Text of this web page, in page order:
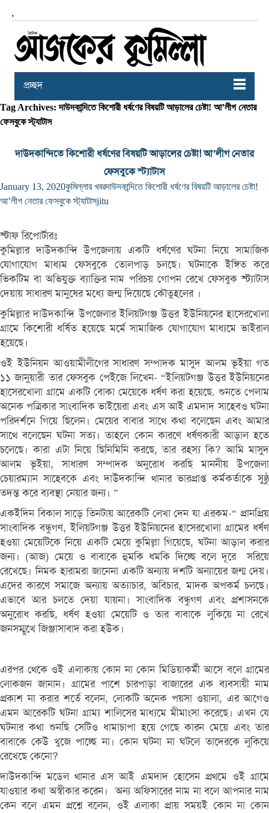
,
প্রচ্ছদ
Tag Archives: দাউদকান্দিতে কিশোরী ধর্ষণের বিষয়টি আড়ালের চেষ্টা! আ’লীগ নেতার
ফেসবুকে স্ট্যাটাস
দাউদকান্দিতে কিশোরী ধর্ষণের বিষয়টি আড়ালের চেষ্টা! আ’লীগ নেতার
ফেসবুকে স্ট্যাটাস
January 13, 2020কুমিল্লার খবরদাউদকান্দিতে কিশোরী ধর্ষণের বিষয়টি আড়ালের চেষ্টা!
আ’লীগ নেতার ফেসবুকে স্ট্যাটাসjitu
স্টাফ রিপোর্টারঃ
কুমিল্লার দাউদকান্দি উপজেলায় একটি ধর্ষণের ঘটনা নিয়ে সামাজিক
যোগাযোগ মাধ্যম ফেসবুকে তোলপাড় চলছে। ঘটনাকে ইঙ্গিত করে
ভিকটিম বা অভিযুক্ত ব্যাক্তির নাম পরিচয় গোপন রেখে ফেসবুক স্ট্যাটাস
দেয়ায় সাধারণ মানুষের মধ্যে জন্ম দিয়েছে কৌতুহলের ।
কুমিল্লার দাউদকান্দি উপজেলার ইলিয়টগঞ্জ উত্তর ইউনিয়নের হাসেরখোলা
গ্রামে কিশোরী ধর্ষিত হয়েছে মর্মে সামাজিক যোগাযোগ মাধ্যমে ভাইরাল
হয়েছে।
ওই ইউনিয়ন আওয়ামীলীগের সাধারণ সম্পাদক মাসুদ আলম ভূইয়া গত
১১ জানুয়ারী তার ফেসবুক পেইজে লিখেন- “ইলিয়টগঞ্জ উত্তর ইউনিয়নের
হাসেরখোলা গ্রামে একটি বোকা মেয়েকে ধর্ষণ করা হয়েছে. শুনতে পেলাম
অনেক পত্রিকার সাংবাদিক ভাইয়েরা এবং এস আই এমদাদ সাহেবও ঘটনা
পরিদর্শনে গিয়ে ছিলেন। মেয়ের বাবার সাথে কথা বলেছেন এবং আমার
সাথে বলেছেন ঘটনা সত্য। তাহলে কোন কারণে ধর্ষণকারী আড়াল হতে
চলেছে। কারা এটা নিয়ে ছিনিমিনি করছে, তার রহস্য কি? আমি মাসুদ
আলম ভূইয়া, সাধারণ সম্পাদক অনুরোধ করছি মাননীয় উপজেলা
চেয়ারম্যান সাহেবকে এবং দাউদকান্দি থানার ভারপ্রাপ্ত কর্মকর্তাকে সুষ্ঠু
তদন্ত করে ব্যবস্থা নেয়ার জন্য। ”
একইদিন বিকাল সাড়ে তিনটায় আরেকটি লেখা দেন যা এরকম-“ প্রানপ্রিয়
সাংবাদিক বন্ধুগণ, ইলিয়টগঞ্জ উত্তর ইউনিয়নের হাসেরখোলা গ্রামের ধর্ষণ
হওয়া মেয়েটিকে নিয়ে একটি মেয়ে কুমিল্লা গিয়েছে, ঘটনা আড়াল করার
জন্য। (আজ) মেয়ে ও বাবাকে হুমকি ধমকি দিচ্ছে বলে দূরে সরিয়ে
রেখেছে। নিমক হারামরা জানেনা একটি অন্যায় দশটি অন্যায়ের জন্ম দেয়।
এদের কারণে সমাজে অন্যায় অত্যাচার, অবিচার, মাদক অপকর্ম চলছে।
এভাবে আর চলতে দেয়া যায়না। সাংবাদিক বন্ধুগণ এবং প্রশাসনকে
অনুরোধ করছি, ধর্ষণ হওয়া মেয়েটি ও তার বাবাকে লুকিয়ে না রেখে
জনসম্মুখে জিঞ্জাসাবাদ করা হউক।
এরপর থেকে ওই এলাকায় কোন না কোন মিডিয়াকর্মী আসে বলে গ্রামের
লোকজন জানান। গ্রামের পাশে চারপাড়া বাজারের এক ব্যবসায়ী নাম
প্রকাশ না করার শর্তে বলেন, লোকটি অনেক পয়সা ওয়ালা, এর আগেও
এমন আরেকটি ঘটনা গ্রাম্য শালিসের মাধ্যমে মীমাংসা করেছে। এখন যে
ঘটনার কথা শুনছি সেটিও ধামাচাপা হয়ে গেছে কারন মেয়ে এবং তার
বাবাকে কেউ খুজে পাচ্ছে না। কোন ঘটনা না ঘটলে তাদেরকে লুকিয়ে
রেখেছে কেনো?
দাউদকান্দি মডেল থানার এস আই এমদাদ হোসেন প্রথমে ওই গ্রামে
যাওয়ার কথা অস্বীকার করেন। অন্য অফিসারের নাম না বলে আপনার নাম
কেন বলে এমন প্রশ্নে বলেন, ওই এলাকা প্রায় সময়ই কোন না কোন